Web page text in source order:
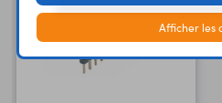
Afficher les